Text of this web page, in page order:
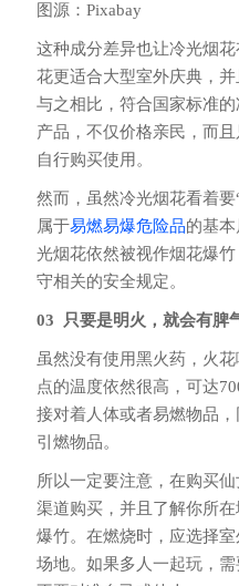
图源：Pixabay
这种成分差异也让冷光烟
花更适合大型室外庆典，
与之相比，符合国家标准
产品，不仅价格亲民，而
自行购买使用。
然而，虽然冷光烟花看着
属于易燃易爆危险品的基
光烟花依然被视作烟花爆
守相关的安全规定。
03 只要是明火，就会有脾
虽然没有使用黑火药，火
点的温度依然很高，可达
接对着人体或者易燃物品
引燃物品。
所以一定要注意，在购买
渠道购买，并且了解你所
爆竹。在燃烧时，应选择
场地。如果多人一起玩，